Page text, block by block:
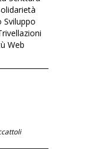
Sviluppo
Web